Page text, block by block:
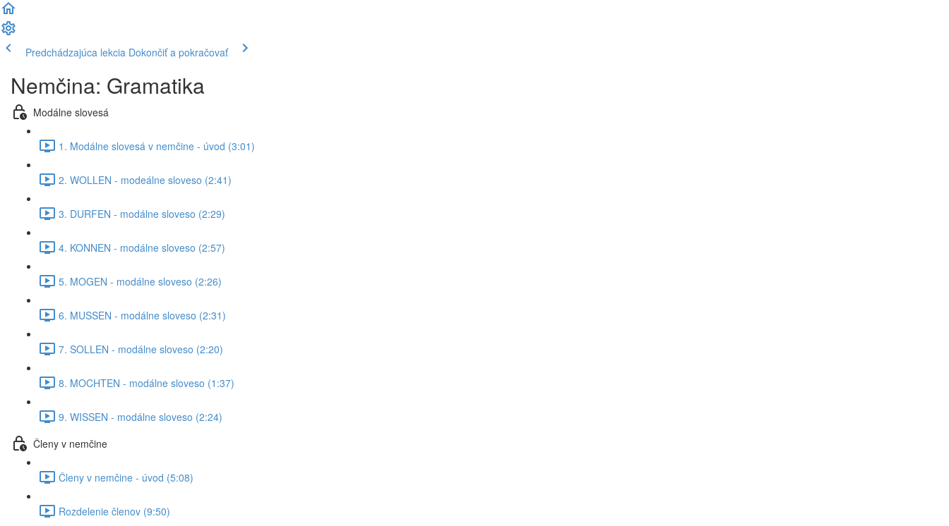
Predchádzajúca lekcia Dokončiť a pokračovať
Nemčina: Gramatika
Modálne slovesá
1. Modálne slovesá v nemčine - úvod (3:01)
2. WOLLEN - modeálne sloveso (2:41)
3. DURFEN - modálne sloveso (2:29)
4. KONNEN - modálne sloveso (2:57)
5. MOGEN - modálne sloveso (2:26)
6. MUSSEN - modálne sloveso (2:31)
7. SOLLEN - modálne sloveso (2:20)
8. MOCHTEN - modálne sloveso (1:37)
9. WISSEN - modálne sloveso (2:24)
Členy v nemčine
Členy v nemčine - úvod (5:08)
Rozdelenie členov (9:50)